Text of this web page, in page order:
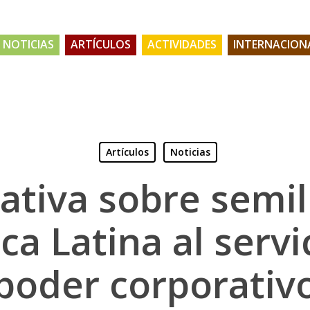
NOTICIAS ARTÍCULOS ACTIVIDADES
Artículos Noticias
sobre
Latina al